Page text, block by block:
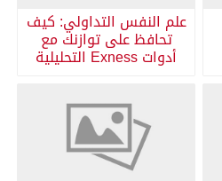
علم النفس التداولي: كيف
تحافظ على توازنك مع
أدوات Exness التحليلية